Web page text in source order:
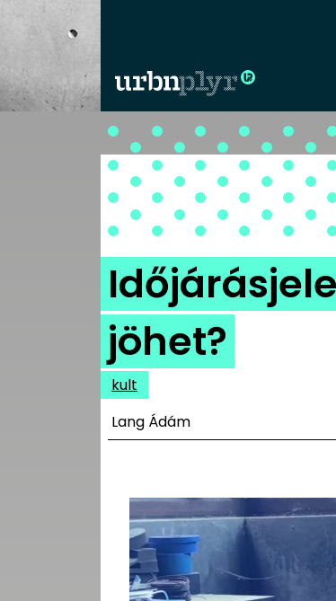
HIP
MÉDIAAJÁNLAT
IMPRESSZUM
PR-ARCHÍVUM
ADATKEZELÉSI
TÁJÉKOZTATÓ
jöhet?
kult
Lang Ádám